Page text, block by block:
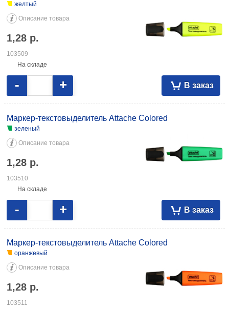
желтый
Описание товара
1,28 р.
103509
На складе
В заказ
- +
Маркер-текстовыделитель Attache Colored
зеленый
Описание товара
1,28 р.
103510
На складе
В заказ
- +
Маркер-текстовыделитель Attache Colored
оранжевый
Описание товара
1,28 р.
103511